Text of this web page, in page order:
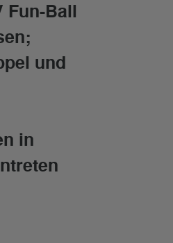
Fun-Ball
und
in